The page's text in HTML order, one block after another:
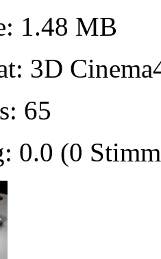
1.48 MB
3D
65
0.0 (0